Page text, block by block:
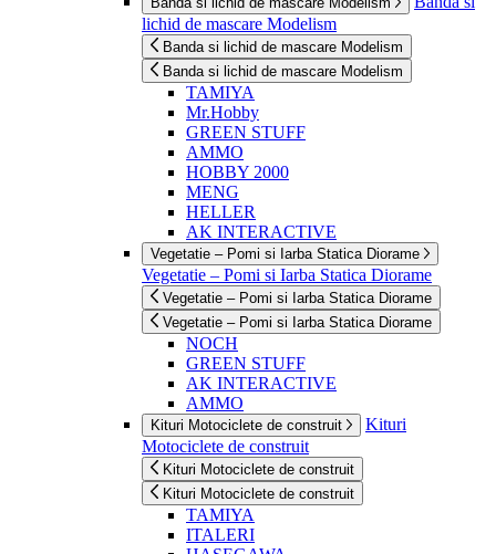
lichid de mascare Modelism
Banda si lichid de mascare Modelism
Banda si lichid de mascare Modelism
TAMIYA
Mr.Hobby
GREEN STUFF
AMMO
HOBBY 2000
MENG
HELLER
AK INTERACTIVE
Vegetatie – Pomi si Iarba Statica Diorame
Vegetatie – Pomi si Iarba Statica Diorame
Vegetatie – Pomi si Iarba Statica Diorame
Vegetatie – Pomi si Iarba Statica Diorame
NOCH
GREEN STUFF
AK INTERACTIVE
AMMO
Kituri Motociclete de construit
Kituri
Motociclete de construit
Kituri Motociclete de construit
Kituri Motociclete de construit
TAMIYA
ITALERI